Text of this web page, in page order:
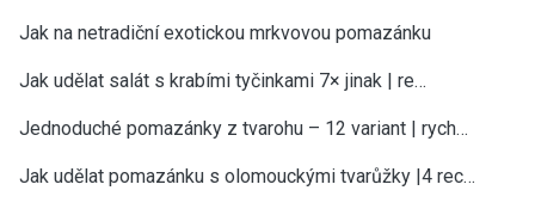
Jak na netradiční exotickou mrkvovou pomazánku
Jak udělat salát s krabími tyčinkami 7× jinak | re…
Jednoduché pomazánky z tvarohu – 12 variant | rych…
Jak udělat pomazánku s olomouckými tvarůžky |4 rec…